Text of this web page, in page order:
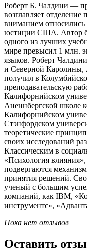
Роберт Б. Чалдини —
возглавляет
вниманием
юстиции США. Автор
одного из лучших
мире превысил 1 млн.
языков. Роберт
и Северной Каролины,
получил в
преподавательскую
Калифорнийском
Аненнбергской
Калифорнийском
Стэнфордском
теоретические
своих исследований
Классическим в
«Психология
подвергаются
принятия решений.
ученый с большим
компаний, как IBM,
инструментс»,
Пока нет отзывов
Оставить